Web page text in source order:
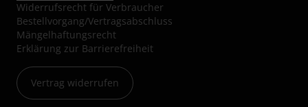
Widerrufsrecht für Verbraucher
Bestellvorgang/Vertragsabschluss
Mängelhaftungsrecht
Erklärung zur Barrierefreiheit
Vertrag widerrufen